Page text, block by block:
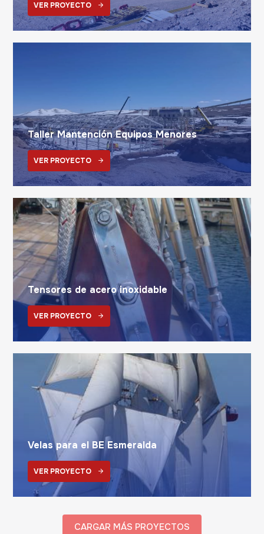
VER PROYECTO
Taller Mantención Equipos Menores
VER PROYECTO
Tensores de acero inoxidable
VER PROYECTO
Velas para el BE Esmeralda
VER PROYECTO
CARGAR MÁS PROYECTOS